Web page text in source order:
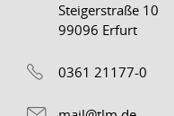
Steigerstraße 10
99096 Erfurt
0361 21177-0